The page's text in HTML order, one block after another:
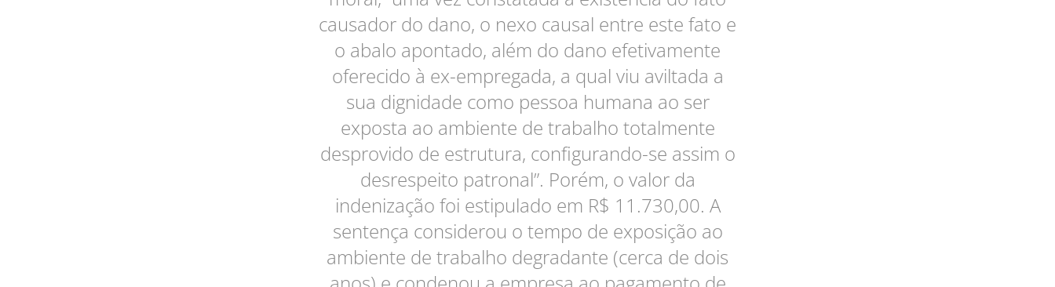
causador do dano, o nexo causal entre este fato e
o abalo apontado, além do dano efetivamente
oferecido à ex-empregada, a qual viu aviltada a
sua dignidade como pessoa humana ao ser
exposta ao ambiente de trabalho totalmente
desprovido de estrutura, configurando-se assim o
desrespeito patronal”. Porém, o valor da
indenização foi estipulado em R$ 11.730,00. A
sentença considerou o tempo de exposição ao
ambiente de trabalho degradante (cerca de dois